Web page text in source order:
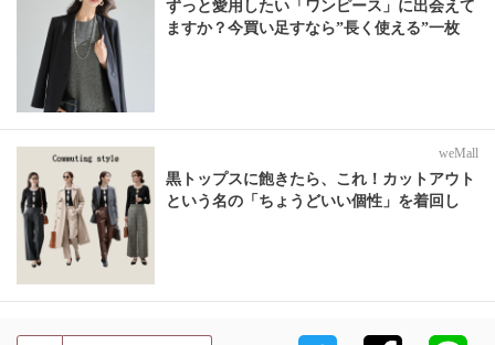
ずっと愛用したい「ワンピース」に出会えて
ますか？今買い足すなら”長く使える”一枚
weMall
黒トップスに飽きたら、これ！カットアウト
という名の「ちょうどいい個性」を着回し